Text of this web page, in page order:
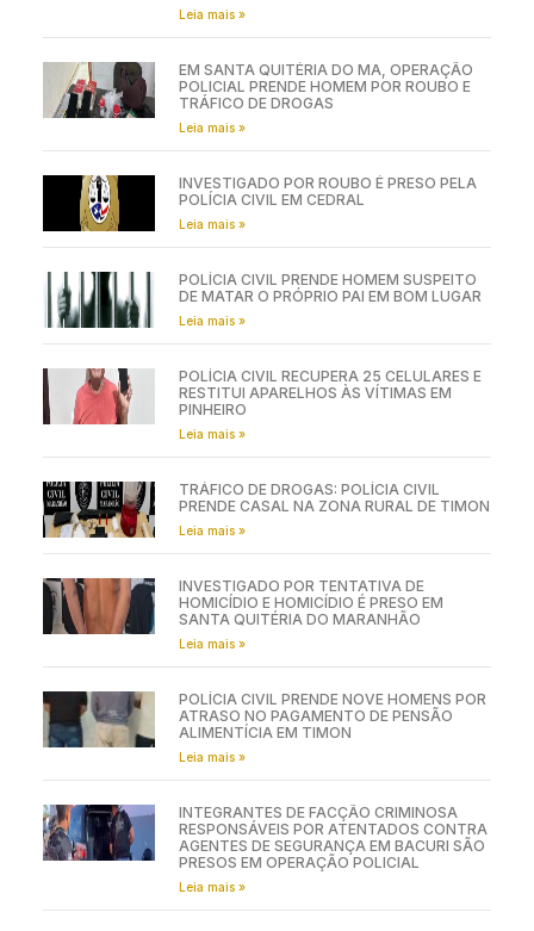
Leia mais »
EM SANTA QUITÉRIA DO MA, OPERAÇÃO
POLICIAL PRENDE HOMEM POR ROUBO E
TRÁFICO DE DROGAS
Leia mais »
INVESTIGADO POR ROUBO É PRESO PELA
POLÍCIA CIVIL EM CEDRAL
Leia mais »
POLÍCIA CIVIL PRENDE HOMEM SUSPEITO
DE MATAR O PRÓPRIO PAI EM BOM LUGAR
Leia mais »
POLÍCIA CIVIL RECUPERA 25 CELULARES E
RESTITUI APARELHOS ÀS VÍTIMAS EM
PINHEIRO
Leia mais »
TRÁFICO DE DROGAS: POLÍCIA CIVIL
PRENDE CASAL NA ZONA RURAL DE TIMON
Leia mais »
INVESTIGADO POR TENTATIVA DE
HOMICÍDIO E HOMICÍDIO É PRESO EM
SANTA QUITÉRIA DO MARANHÃO
Leia mais »
POLÍCIA CIVIL PRENDE NOVE HOMENS POR
ATRASO NO PAGAMENTO DE PENSÃO
ALIMENTÍCIA EM TIMON
Leia mais »
INTEGRANTES DE FACÇÃO CRIMINOSA
RESPONSÁVEIS POR ATENTADOS CONTRA
AGENTES DE SEGURANÇA EM BACURI SÃO
PRESOS EM OPERAÇÃO POLICIAL
Leia mais »